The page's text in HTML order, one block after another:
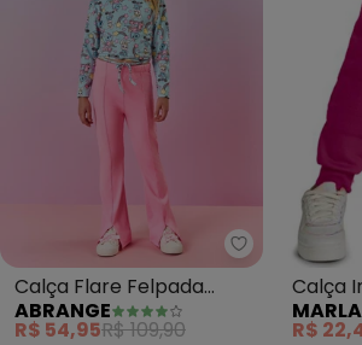
Abrange -
Calça Flare Felpada
Infantil Menina (Rosa)
ABRANGE
R$ 54,95R$ 109,90
Calça
R$